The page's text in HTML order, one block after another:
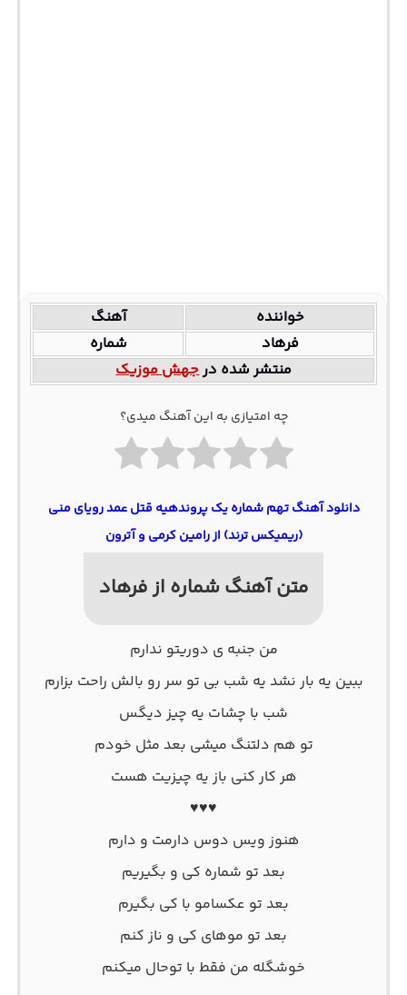
خواننده
آهنگ
فرهاد
شماره
منتشر شده درجهش موزیک
چه امتیازی به این آهنگ میدی؟
دانلود آهنگ تهم شماره یک پروندهیه قتل عمد رویای منی
(ریمیکس ترند) از رامین کرمی و آترون
متن آهنگ شماره از فرهاد
من جنبه ی دوریتو ندارم
ببین یه بار نشد یه شب بی تو سر رو بالش راحت بزارم
شب با چشات یه چیز دیگس
تو هم دلتنگ میشی بعد مثل خودم
هر کار کنی باز یه چیزیت هست
♥♥♥
هنوز ویس دوس دارمت و دارم
بعد تو شماره کی و بگیریم
بعد تو عکسامو با کی بگیرم
بعد تو موهای کی و ناز کنم
خوشگله من فقط با توحال میکنم